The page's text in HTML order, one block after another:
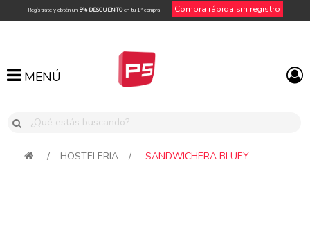
Regístrate y obtén un 5% DESCUENTOen tu 1ª compra Compra rápida sin registro
MENÚ
MENÚ
/ HOSTELERIA / SANDWICHERA BLUEY